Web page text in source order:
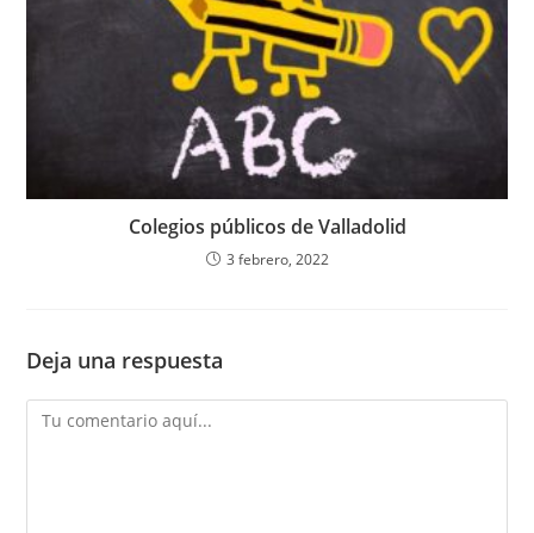
Colegios públicos de Valladolid
3 febrero, 2022
Deja una respuesta